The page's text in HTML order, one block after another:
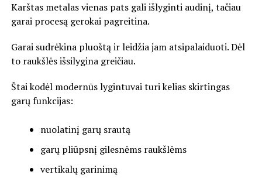
Karštas metalas vienas pats gali išlyginti audinį, tačiau
garai procesą gerokai pagreitina.
Garai sudrėkina pluoštą ir leidžia jam atsipalaiduoti. Dėl
to raukšlės išsilygina greičiau.
Štai kodėl modernūs lygintuvai turi kelias skirtingas
garų funkcijas:
nuolatinį garų srautą
garų pliūpsnį gilesnėms raukšlėms
vertikalų garinimą